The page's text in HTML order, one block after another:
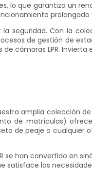
lo que garantiza un
prolongado
seguridad. Con la
de gestión de
cámaras LPR.
amplia colección
de matrículas)
de peaje o cualquier
se han convertido en
las